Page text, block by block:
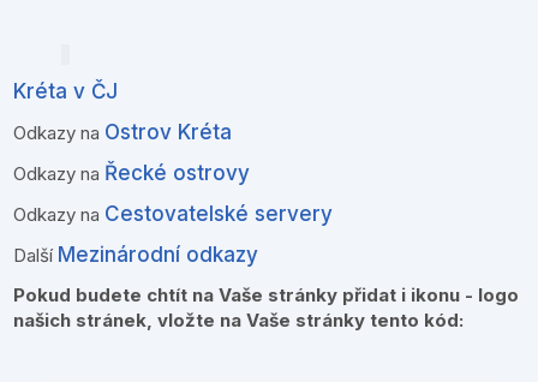
Kréta v ČJ
Odkazy na Ostrov Kréta
Odkazy na Řecké ostrovy
Odkazy na Cestovatelské servery
Další Mezinárodní odkazy
Pokud budete chtít na Vaše stránky přidat i ikonu - logo
našich stránek, vložte na Vaše stránky tento kód: